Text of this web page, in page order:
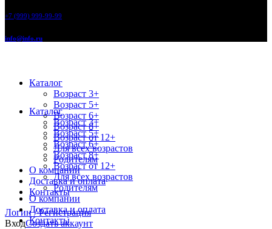
+7 (999) 999-99-99
info@info.ru
Каталог
Возраст 3+
Возраст 5+
Возраст 6+
Возраст 8+
Возраст от 12+
Для всех возрастов
Родителям
О компании
Доставка и оплата
Контакты
Логин / Регистрация
ВходСоздать аккаунт
Каталог
Возраст 3+
Возраст 5+
Возраст 6+
Возраст 8+
Возраст от 12+
Для всех возрастов
Родителям
О компании
Доставка и оплата
Контакты